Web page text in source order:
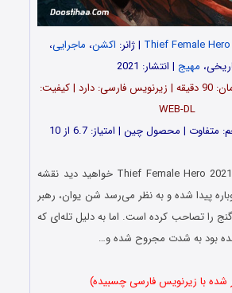
Thief Female Hero | ژانر: اکشن، ماجرایی،
مهیج | انتشار: 2021
زبان: چینی | مدت‌‌ زمان: 90 دقیقه | زیرنویس فارسی: دارد | کیفیت:
WEB-DL
در فیلم دزد قهرمان Thief Female Hero 2021 خواهید دید نقشه
پیدا شده و به نظر می‌رسد شن یوان، رهبر
را تصاحب کرده است. اما به دلیل تله‌ای که
شده بود به شدت مجروح شده و…
شده با زیرنویس فارسی چسبیده)